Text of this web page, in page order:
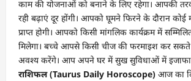
काम की योजनाओं को बनाने के लिए रहेगा। आपकी
रही बढ़ाएं दूर होंगी। आपको घूमने फिरने के दौरान कोई
प्राप्त होगी। आपको किसी मांगलिक कार्यक्रम में
मिलेगा। बच्चे आपसे किसी चीज की फरमाइश कर
अवश्य करेंगे। आप अपने घर में सुख सुविधाओं में
राशिफल (Taurus Daily Horoscope) आज का